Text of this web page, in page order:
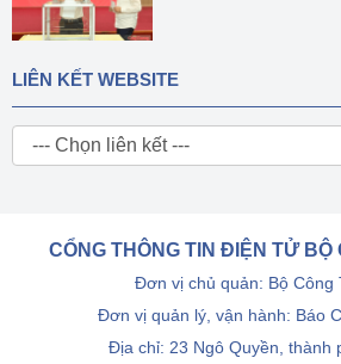
LIÊN KẾT WEBSITE
CỔNG THÔNG TIN ĐIỆN TỬ BỘ
Đơn vị chủ quản: Bộ Công
Đơn vị quản lý, vận hành: Báo
Địa chỉ: 23 Ngô Quyền, thành